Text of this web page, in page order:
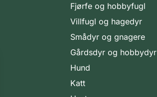
Fjørfe og hobbyfugl
Villfugl og hagedyr
Smådyr og gnagere
Gårdsdyr og hobbydyr
Hund
Katt